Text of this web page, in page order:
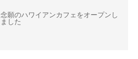
念願のハワイアンカフェをオープンし
ました